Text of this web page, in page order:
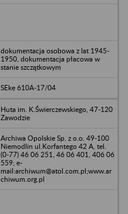
dokumentacja osobowa z lat 1945-
1950, dokumentacja płacowa w
stanie szczątkowym
SEke 610A-17/04
Huta im. K.Świerczewskiego, 47-120
Zawodzie
Archiwa Opolskie Sp. z o.o. 49-100
Niemodlin ul.Korfantego 42 A, tel.
(0-77) 46 06 251, 46 06 401, 406 06
559; e-
mail:archiwum@atol.com.pl;www.ar
chiwum.org.pl